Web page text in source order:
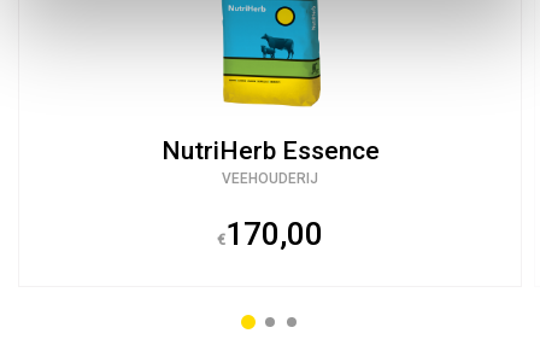
NutriHerb Essence
VEEHOUDERIJ
€170,00